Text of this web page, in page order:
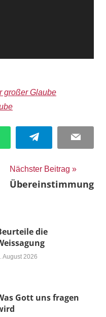
großer Glaube
Telegram Email
Nächster Beitrag
Übereinstimmung
die
August 2026
Gott uns fragen